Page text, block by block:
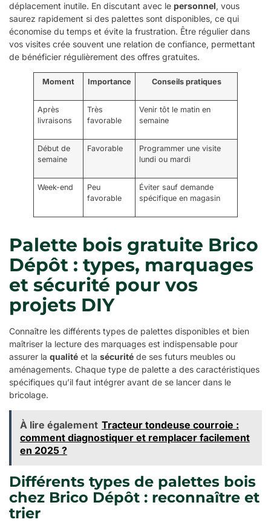
déplacement inutile. En discutant avec le personnel, vous
saurez rapidement si des palettes sont disponibles, ce qui
économise du temps et évite la frustration. Être régulier dans
vos visites crée souvent une relation de confiance, permettant
de bénéficier régulièrement des offres gratuites.
Moment Importance Conseils pratiques
Après
livraisons
Très
favorable
Venir tôt le matin en
semaine
Début de
semaine
Favorable
Programmer une visite
lundi ou mardi
Week-end
Peu
favorable
Éviter sauf demande
spécifique en magasin
Palette bois gratuite Brico
Dépôt : types, marquages
et sécurité pour vos
projets DIY
Connaître les différents types de palettes disponibles et bien
maîtriser la lecture des marquages est indispensable pour
assurer la qualité et la sécurité de ses futurs meubles ou
aménagements. Chaque type de palette a des caractéristiques
spécifiques qu’il faut intégrer avant de se lancer dans le
bricolage.
À lire également Tracteur tondeuse courroie :
comment diagnostiquer et remplacer facilement
en 2025 ?
Différents types de palettes bois
chez Brico Dépôt : reconnaître et
trier